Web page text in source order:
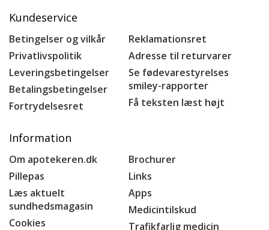
Kundeservice
Betingelser og vilkår
Privatlivspolitik
Leveringsbetingelser
Betalingsbetingelser
Fortrydelsesret
Reklamationsret
Adresse til returvarer
Se fødevarestyrelses
smiley-rapporter
Få teksten læst højt
Information
Om apotekeren.dk
Pillepas
Læs aktuelt
sundhedsmagasin
Cookies
Brochurer
Links
Apps
Medicintilskud
Trafikfarlig medicin